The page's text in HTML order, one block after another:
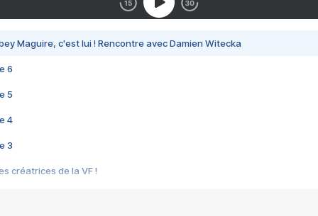
Maguire, c'est lui ! Rencontre avec Damien Witecka
6
5
4
3
créatrices de la VF !